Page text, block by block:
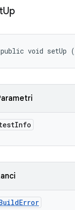
Up
public void setUp (
Info
Error